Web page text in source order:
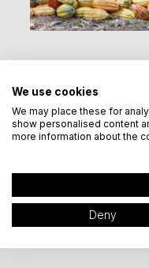
We use cookies
We may place these for
show personalised content
more information about the
Deny